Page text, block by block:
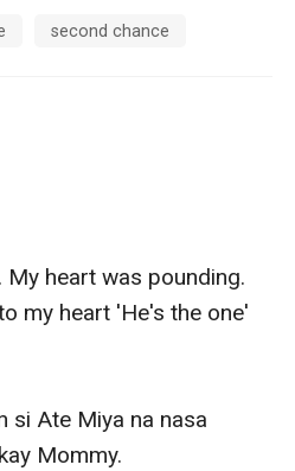
magiging asawa niya si
lovestory at hindi
nilang dalawa ni Jeppy
magulang kung hindi
Niña?
Apodar and Jasmine
second chance
My heart was pounding.
my heart 'He's the one'
si Ate Miya na nasa
Mommy.